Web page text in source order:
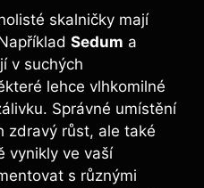
skalničky mají
Sedum a
v suchých
lehce vlhkomilné
Správné umístění
zdravý růst, ale také
vynikly ve vaší
s různými